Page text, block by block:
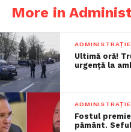
More in
Ultimă oră!
urgență la
Fostul
pământ.